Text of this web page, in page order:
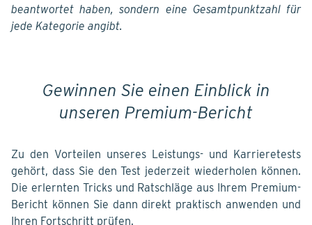
beantwortet haben, sondern eine Gesamtpunktzahl für
jede Kategorie angibt.
Gewinnen Sie einen Einblick in
unseren Premium-Bericht
Zu den Vorteilen unseres Leistungs- und Karrieretests
gehört, dass Sie den Test jederzeit wiederholen können.
Die erlernten Tricks und Ratschläge aus Ihrem Premium-
Bericht können Sie dann direkt praktisch anwenden und
Ihren Fortschritt prüfen.